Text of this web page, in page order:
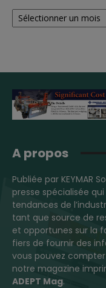
Archives
A propos
Publiée par KEYMAR
presse spécialisée
tendances de
tant que source de
et opportunes sur la
fiers de fournir des
vous pouvez
notre magazine
ADEPT Mag.